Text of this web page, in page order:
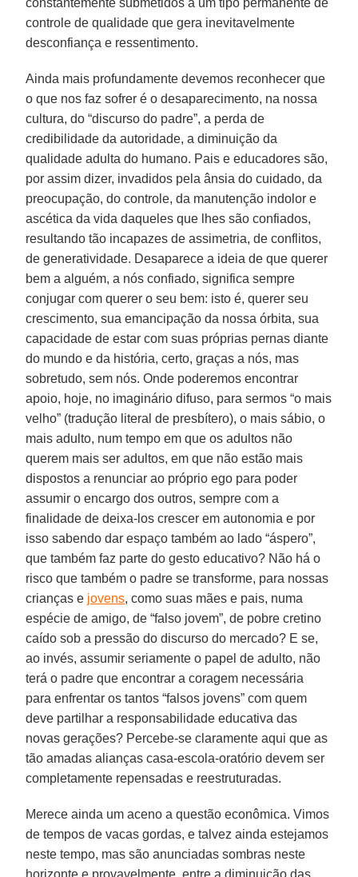
controle de qualidade que gera inevitavelmente
desconfiança e ressentimento.
Ainda mais profundamente devemos reconhecer que
o que nos faz sofrer é o desaparecimento, na nossa
cultura, do “discurso do padre”, a perda de
credibilidade da autoridade, a diminuição da
qualidade adulta do humano. Pais e educadores são,
por assim dizer, invadidos pela ânsia do cuidado, da
preocupação, do controle, da manutenção indolor e
ascética da vida daqueles que lhes são confiados,
resultando tão incapazes de assimetria, de conflitos,
de generatividade. Desaparece a ideia de que querer
bem a alguém, a nós confiado, significa sempre
conjugar com querer o seu bem: isto é, querer seu
crescimento, sua emancipação da nossa órbita, sua
capacidade de estar com suas próprias pernas diante
do mundo e da história, certo, graças a nós, mas
sobretudo, sem nós. Onde poderemos encontrar
apoio, hoje, no imaginário difuso, para sermos “o mais
velho” (tradução literal de presbítero), o mais sábio, o
mais adulto, num tempo em que os adultos não
querem mais ser adultos, em que não estão mais
dispostos a renunciar ao próprio ego para poder
assumir o encargo dos outros, sempre com a
finalidade de deixa-los crescer em autonomia e por
isso sabendo dar espaço também ao lado “áspero”,
que também faz parte do gesto educativo? Não há o
risco que também o padre se transforme, para nossas
crianças e jovens, como suas mães e pais, numa
espécie de amigo, de “falso jovem”, de pobre cretino
caído sob a pressão do discurso do mercado? E se,
ao invés, assumir seriamente o papel de adulto, não
terá o padre que encontrar a coragem necessária
para enfrentar os tantos “falsos jovens” com quem
deve partilhar a responsabilidade educativa das
novas gerações? Percebe-se claramente aqui que as
tão amadas alianças casa-escola-oratório devem ser
completamente repensadas e reestruturadas.
Merece ainda um aceno a questão econômica. Vimos
de tempos de vacas gordas, e talvez ainda estejamos
neste tempo, mas são anunciadas sombras neste
horizonte e provavelmente, entre a diminuição das